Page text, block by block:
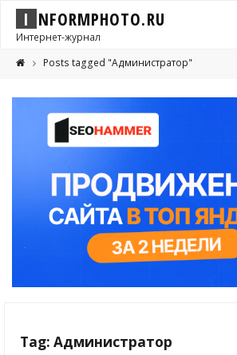
I NFORMPHOTO.RU
Интернет-журнал
Posts tagged "Администратор"
Tag: Администратор